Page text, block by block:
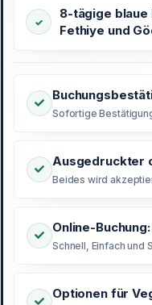
8-tägige blaue
Fethiye und
Sofortige
Ausgedruckter
Beides wird
Online-Buchung:
Schnell, Einfach und
Optionen für